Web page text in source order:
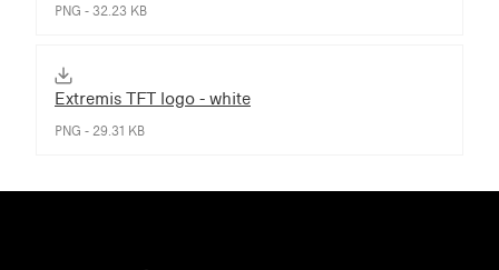
PNG - 32.23 KB
Extremis TFT logo - white
PNG - 29.31 KB